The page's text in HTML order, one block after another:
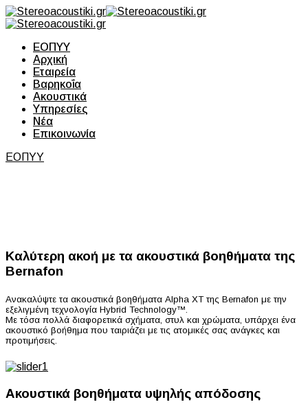
ΕΟΠΥΥ
Αρχική
Εταιρεία
Βαρηκοΐα
Ακουστικά
Υπηρεσίες
Νέα
Επικοινωνία
ΕΟΠΥΥ
Καλύτερη ακοή με τα ακουστικά βοηθήματα της
Bernafon
Ανακαλύψτε τα ακουστικά βοηθήματα Alpha XT της Bernafon με την
εξελιγμένη τεχνολογία Hybrid Technology™.
Με τόσα πολλά διαφορετικά σχήματα, στυλ και χρώματα, υπάρχει ένα
ακουστικό βοήθημα που ταιριάζει με τις ατομικές σας ανάγκες και
προτιμήσεις.
Ακουστικά βοηθήματα υψηλής απόδοσης